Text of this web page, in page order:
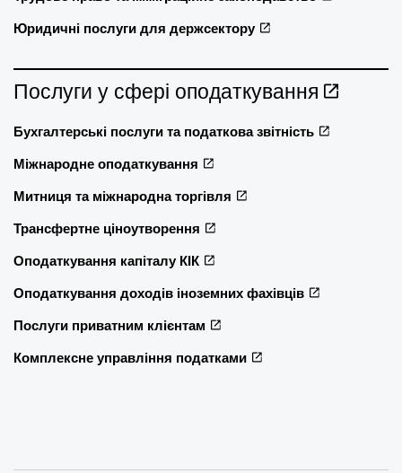
Юридичні послуги для держсектору
Послуги у сфері оподаткування
Бухгалтерські послуги та податкова звітність
Міжнародне оподаткування
Митниця та міжнародна торгівля
Трансфертне ціноутворення
Оподаткування капіталу КІК
Оподаткування доходів іноземних фахівців
Послуги приватним клієнтам
Комплексне управління податками